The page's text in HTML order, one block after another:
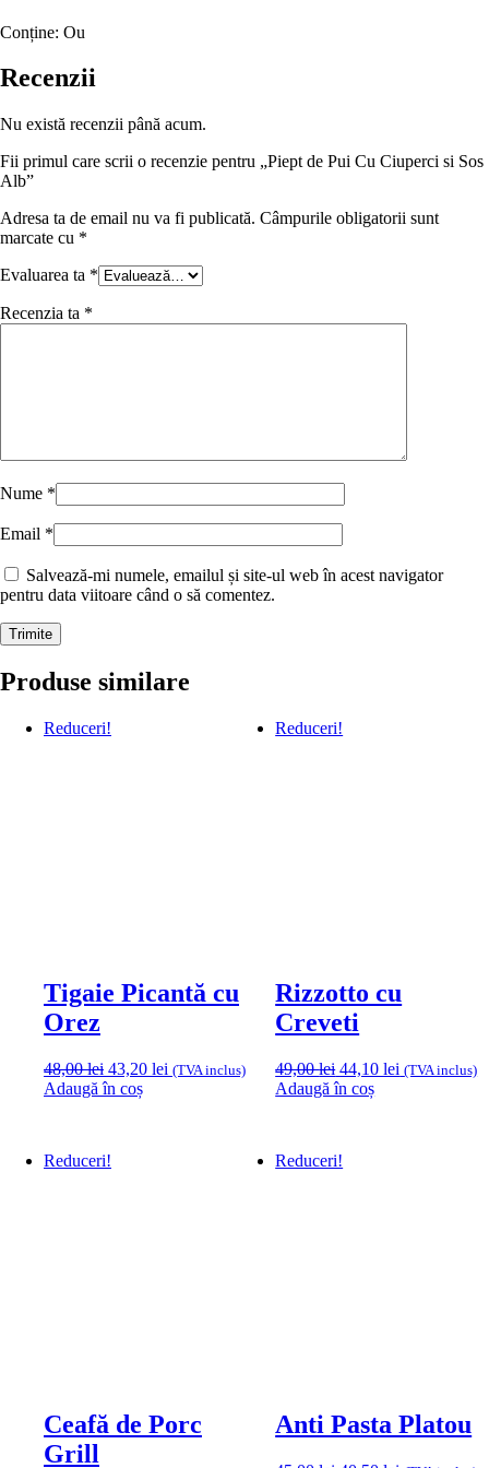
Conține: Ou
Recenzii
Nu există recenzii până acum.
Fii primul care scrii o recenzie pentru „Piept de Pui Cu Ciuperci si Sos
Alb”
Adresa ta de email nu va fi publicată. Câmpurile obligatorii sunt
marcate cu *
Evaluarea ta *
Recenzia ta *
Nume *
Email *
Salvează-mi numele, emailul și site-ul web în acest navigator
pentru data viitoare când o să comentez.
Produse similare
Reduceri!
Tigaie Picantă cu
Orez
48,00lei Prețul
inițial
43,20 lei Prețul
(TVA inclus)
Adaugă în coș
Reduceri!
Rizzotto cu
Creveti
49,00lei Prețul
inițial
44,10lei Prețul
(TVA inclus)
Adaugă în coș
Reduceri!
Ceafă de Porc
Grill
Reduceri!
Anti Pasta Platou